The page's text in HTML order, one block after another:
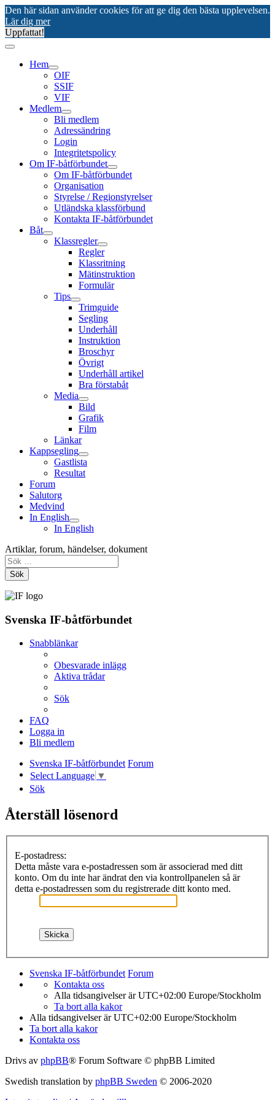
Den här sidan använder cookies för att ge dig den bästa upplevelsen.
Lär dig mer
Uppfattat!
Hem
OIF
SSIF
VIF
Medlem
Bli medlem
Adressändring
Login
Integritetspolicy
Om IF-båtförbundet
Om IF-båtförbundet
Organisation
Styrelse / Regionstyrelser
Utländska klassförbund
Kontakta IF-båtförbundet
Båt
Klassregler
Regler
Klassritning
Mätinstruktion
Formulär
Tips
Trimguide
Segling
Underhåll
Instruktion
Broschyr
Övrigt
Underhåll artikel
Bra förstabåt
Media
Bild
Grafik
Film
Länkar
Kappsegling
Gastlista
Resultat
Forum
Salutorg
Medvind
In English
In English
Artiklar, forum, händelser, dokument
Sök
Svenska IF-båtförbundet
Snabblänkar
Obesvarade inlägg
Aktiva trådar
Sök
FAQ
Logga in
Bli medlem
Svenska IF-båtförbundet Forum
Select Language ▼
Sök
Återställ lösenord
E-postadress:
Detta måste vara e-postadressen som är associerad med ditt
konto. Om du inte har ändrat den via kontrollpanelen så är
detta e-postadressen som du registrerade ditt konto med.
Svenska IF-båtförbundet Forum
Kontakta oss
Alla tidsangivelser är UTC+02:00 Europe/Stockholm
Ta bort alla kakor
Alla tidsangivelser är UTC+02:00 Europe/Stockholm
Ta bort alla kakor
Kontakta oss
Drivs av phpBB® Forum Software © phpBB Limited
Swedish translation by phpBB Sweden © 2006-2020